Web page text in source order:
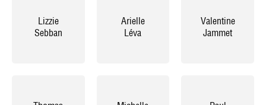
Lizzie
Sebban
Arielle
Léva
Valentine
Jammet